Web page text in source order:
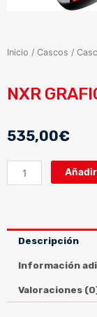
Inicio / Cascos /
NXR
535,00€
NXR
GRAFICA
Descripción
Información
Valoraciones